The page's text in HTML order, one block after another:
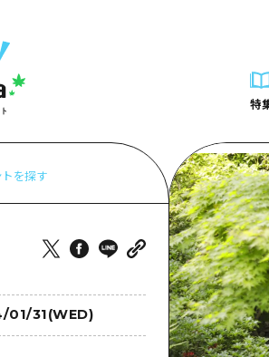
特
アート
イベント・祭り
サ
シ
ス
ナ
世
モデルコース一
Dive!
広島もしもトラ
あたらしい非日
お役立ち
アクセス
二次交通
施設の混
お得な周
手荷物預か
おすすめ
世界遺産
ち情報一覧
ス
通まとめ
HIROSHIMA
ボランティアガ
ユニバーサルツ
を探す
01/31(WED)